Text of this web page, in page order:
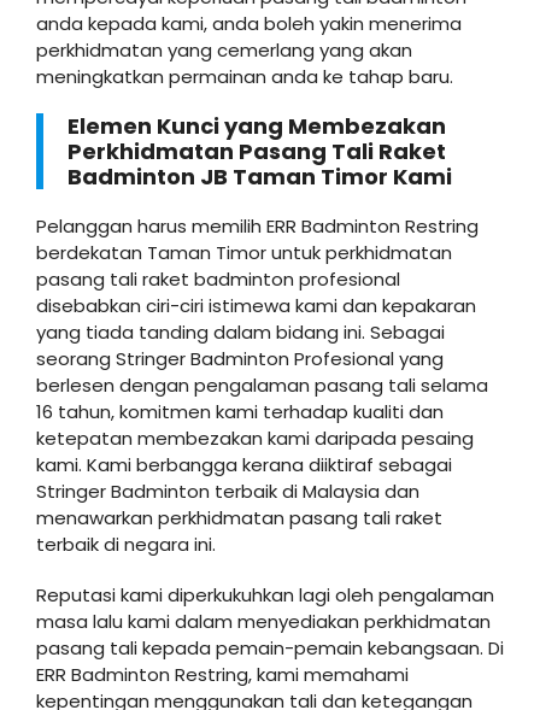
anda kepada kami, anda boleh yakin menerima
perkhidmatan yang cemerlang yang akan
meningkatkan permainan anda ke tahap baru.
Elemen Kunci yang Membezakan
Perkhidmatan Pasang Tali Raket
Badminton JB Taman Timor Kami
Pelanggan harus memilih ERR Badminton Restring
berdekatan Taman Timor untuk perkhidmatan
pasang tali raket badminton profesional
disebabkan ciri-ciri istimewa kami dan kepakaran
yang tiada tanding dalam bidang ini. Sebagai
seorang Stringer Badminton Profesional yang
berlesen dengan pengalaman pasang tali selama
16 tahun, komitmen kami terhadap kualiti dan
ketepatan membezakan kami daripada pesaing
kami. Kami berbangga kerana diiktiraf sebagai
Stringer Badminton terbaik di Malaysia dan
menawarkan perkhidmatan pasang tali raket
terbaik di negara ini.
Reputasi kami diperkukuhkan lagi oleh pengalaman
masa lalu kami dalam menyediakan perkhidmatan
pasang tali kepada pemain-pemain kebangsaan. Di
ERR Badminton Restring, kami memahami
kepentingan menggunakan tali dan ketegangan